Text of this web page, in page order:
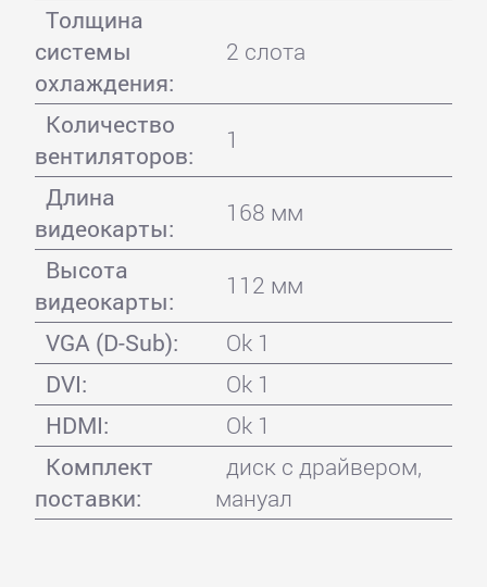
Толщина
системы
охлаждения:
2 слота
Количество
вентиляторов:
1
Длина
видеокарты:
168 мм
Высота
видеокарты:
112 мм
VGA (D-Sub):
Ok 1
DVI:
Ok 1
HDMI:
Ok 1
Комплект
поставки:
диск с драйвером,
мануал